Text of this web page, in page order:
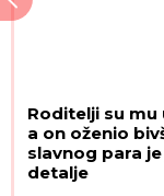
Roditelji su
a on oženio
slavnog para
detalje